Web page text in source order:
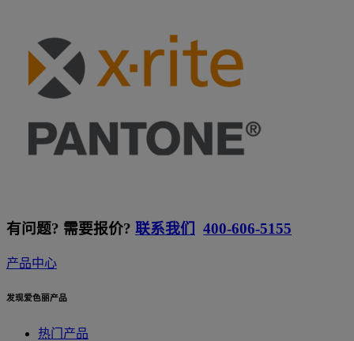
有问题? 需要报价? 联系我们 400-606-5155
产品中心
发现爱色丽产品
热门产品